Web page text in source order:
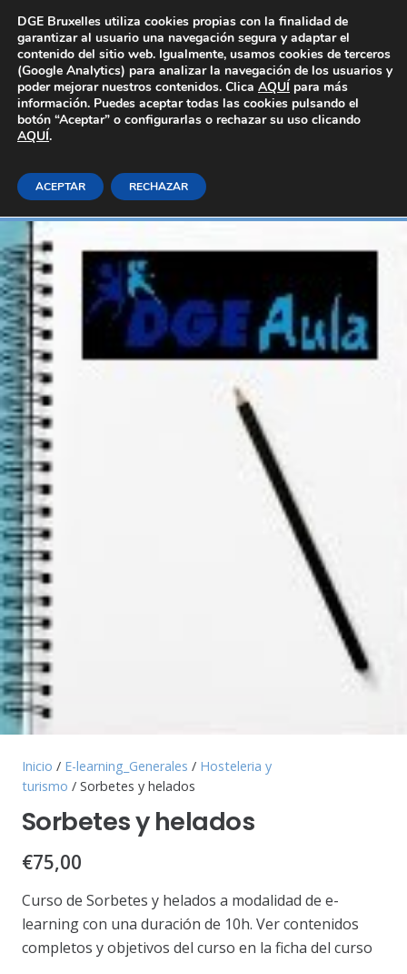
Área Privada
Sorbetes y helados
Inicio E-learning_Generales
Inicio / E-learning_Generales / Hosteleria y
turismo / Sorbetes y helados
Sorbetes y helados
€75,00
Curso de Sorbetes y helados a modalidad de e-
learning con una duración de 10h. Ver contenidos
completos y objetivos del curso en la ficha del curso
DGE Bruxelles utiliza cookies propias con la finalidad de
garantizar al usuario una navegación segura y adaptar el
contenido del sitio web. Igualmente, usamos cookies de terceros
(Google Analytics) para analizar la navegación de los usuarios y
poder mejorar nuestros contenidos. Clica AQUÍ para más
información. Puedes aceptar todas las cookies pulsando el
botón “Aceptar” o configurarlas o rechazar su uso clicando
AQUÍ.
ACEPTAR RECHAZAR